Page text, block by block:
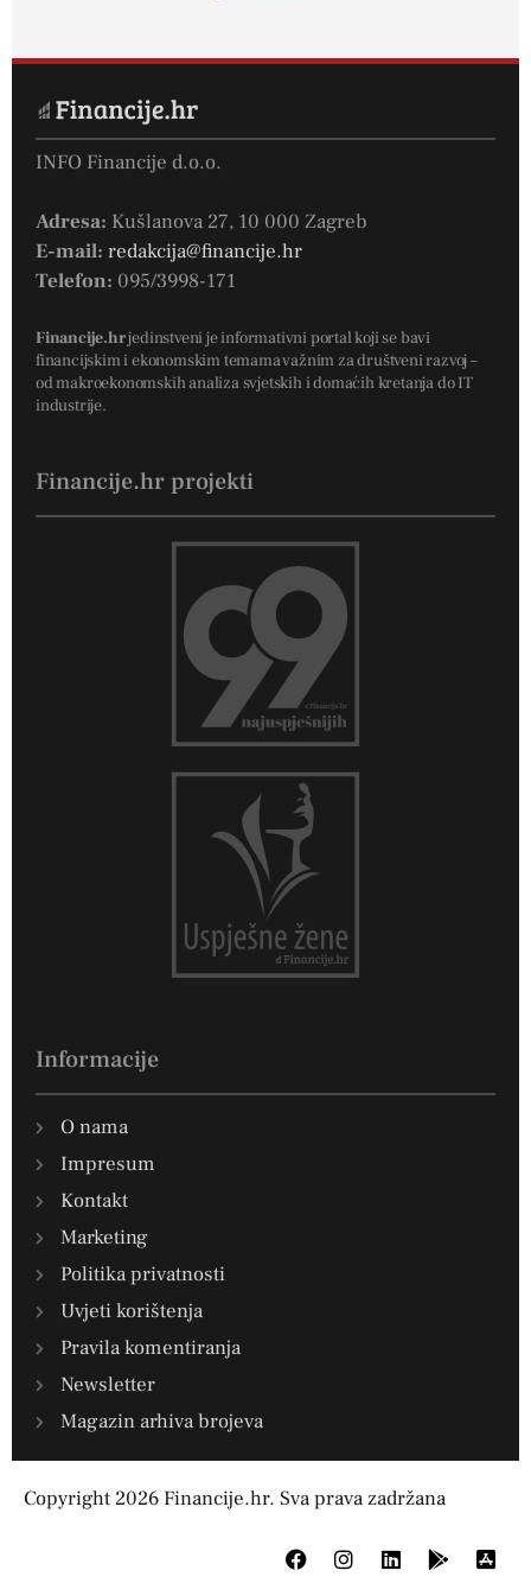
INFO Financije d.o.o.
Adresa: Kušlanova 27, 10 000 Zagreb
E-mail: redakcija@financije.hr
Telefon: 095/3998-171
Financije.hrjedinstveni je informativni portal koji se bavi
financijskim i ekonomskim temama važnim za društveni razvoj –
od makroekonomskih analiza svjetskih i domaćih kretanja do IT
industrije.
Financije.hr projekti
Informacije
O nama
Impresum
Kontakt
Marketing
Politika privatnosti
Uvjeti korištenja
Pravila komentiranja
Newsletter
Magazin arhiva brojeva
Copyright 2026 Financije.hr. Sva prava zadržana